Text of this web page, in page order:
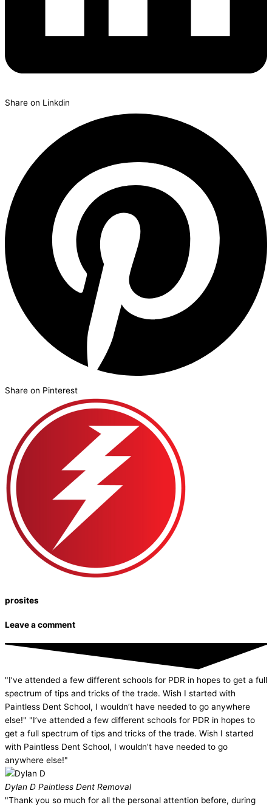
Share on Linkdin
Share on Pinterest
prosites
Leave a comment
"I’ve attended a few different schools for PDR in hopes to get a full
spectrum of tips and tricks of the trade. Wish I started with
Paintless Dent School, I wouldn’t have needed to go anywhere
else!" "I’ve attended a few different schools for PDR in hopes to
get a full spectrum of tips and tricks of the trade. Wish I started
with Paintless Dent School, I wouldn’t have needed to go
anywhere else!"
Dylan D Paintless Dent Removal
"Thank you so much for all the personal attention before, during